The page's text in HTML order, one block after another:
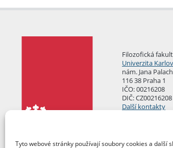
Tyto webové stránky používají soubory cookies a další
Filozofická
Univerzita
nám. Jana
116 38 Praha 1
IČO: 00216208
DIČ: CZ00216208
Další kontakty